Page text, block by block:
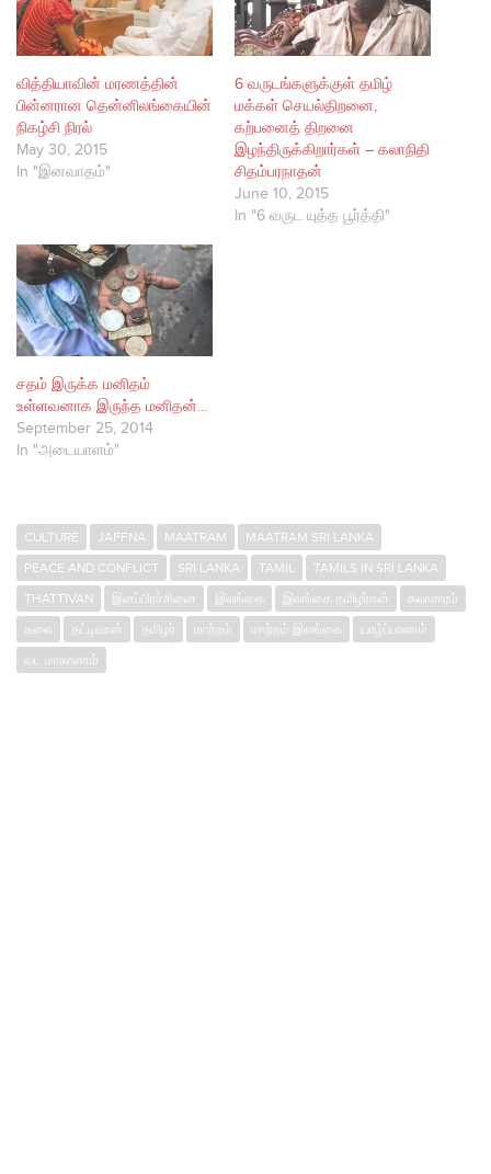
வித்தியாவின் மரணத்தின்
பின்னரான தென்னிலங்கையின்
நிகழ்சி நிரல்
May 30, 2015
In "இனவாதம்"
6 வருடங்களுக்குள் தமிழ்
மக்கள் செயல்திறனை,
கற்பனைத் திறனை
இழந்திருக்கிறார்கள் – கலாநிதி
சிதம்பரநாதன்
June 10, 2015
In "6 வருட யுத்த பூர்த்தி"
சதம் இருக்க மனிதம்
உள்ளவனாக இருந்த மனிதன்…
September 25, 2014
In "அடையாளம்"
CULTURE JAFFNA MAATRAM
MAATRAM SRI LANKA
PEACE AND CONFLICT
SRI LANKA TAMIL
TAMILS IN SRI LANKA
THATTIVAN
இனப்பிரச்சினை இலங்கை இலங்கை தமிழர்கள்
கலாசாரம்
கலை
தட்டிவான் தமிழர் மாற்றம் மாற்றம் இலங்கை
யாழ்ப்பாணம்
வட மாகாணம்